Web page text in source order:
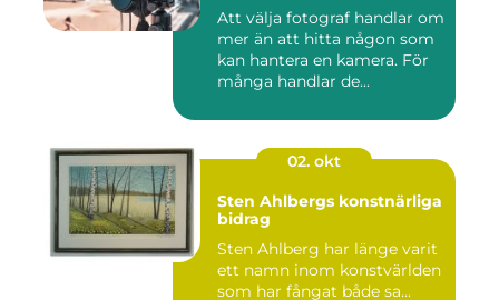
Att välja fotograf handlar om
mer än att hitta någon som
kan hantera en kamera. För
många handlar de...
02. okt
Sten Ahlbergs konstnärliga
bidrag
Sten Ahlberg har länge varit
ett namn inom konstvärlden
som har fångat både sa...